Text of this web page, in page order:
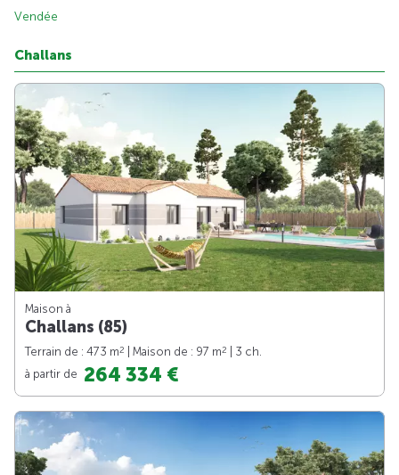
Vendée
Challans
Maison à
Challans (85)
Terrain de : 473 m2 | Maison de : 97 m2
| 3 ch.
à partir de 264 334 €